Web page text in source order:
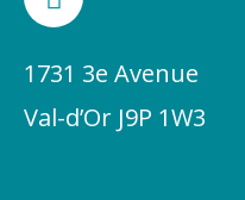
a
e
b
o
1731 3e Avenue
Val-d’Or J9P 1W3